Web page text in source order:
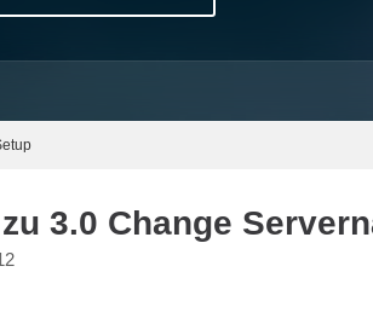
3.0 Change